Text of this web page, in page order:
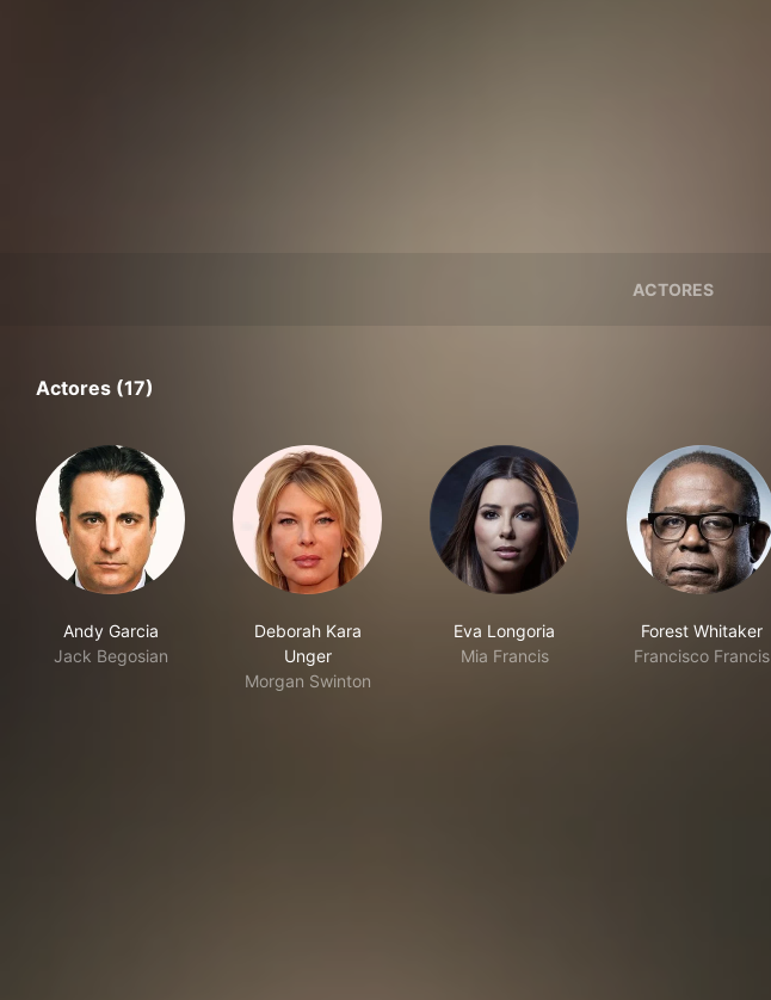
ACTORES
Actores (17)
Andy Garcia
Jack Begosian
Deborah Kara
Unger
Morgan Swinton
Eva Longoria
Mia Francis
Forest Whitaker
Francisco Francis